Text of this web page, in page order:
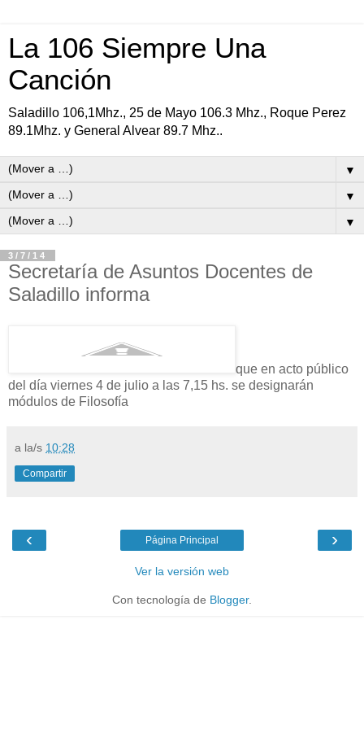
La 106 Siempre Una
Canción
Saladillo 106,1Mhz., 25 de Mayo 106.3 Mhz., Roque Perez
89.1Mhz. y General Alvear 89.7 Mhz..
▼
▼
▼
3/7/14
Secretaría de Asuntos Docentes de
Saladillo informa
que en acto público
del día viernes 4 de julio a las 7,15 hs. se designarán
módulos de Filosofía
a la/s 10:28
Compartir
‹ ›
Página Principal
Ver la versión web
Con tecnología de Blogger.